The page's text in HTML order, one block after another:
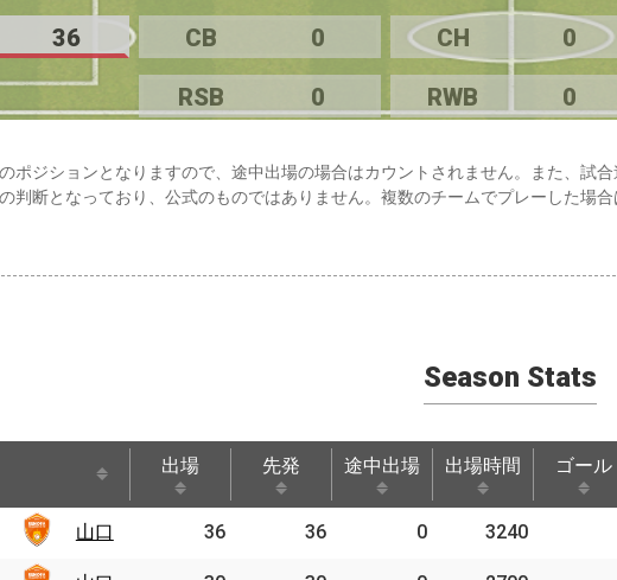
36 CB 0 CH 0
RSB 0 RWB 0
ポジションとなりますので、途中出場の場合はカウントされません。また、試
判断となっており、公式のものではありません。複数のチームでプレーした場
Season Stats
出場 先発 途中出場 出場時間 ゴール
途中出場 出場時間
山口 36 36 0 3240
山口